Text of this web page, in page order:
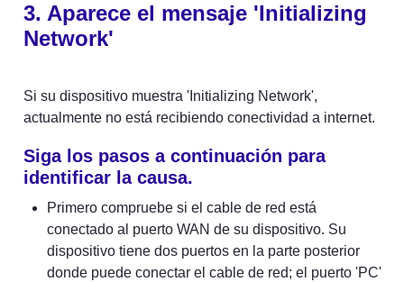
3. Aparece el mensaje 'Initializing
Network'
Si su dispositivo muestra 'Initializing Network',
actualmente no está recibiendo conectividad a internet.
Siga los pasos a continuación para
identificar la causa.
Primero compruebe si el cable de red está
conectado al puerto WAN de su dispositivo. Su
dispositivo tiene dos puertos en la parte posterior
donde puede conectar el cable de red; el puerto 'PC'